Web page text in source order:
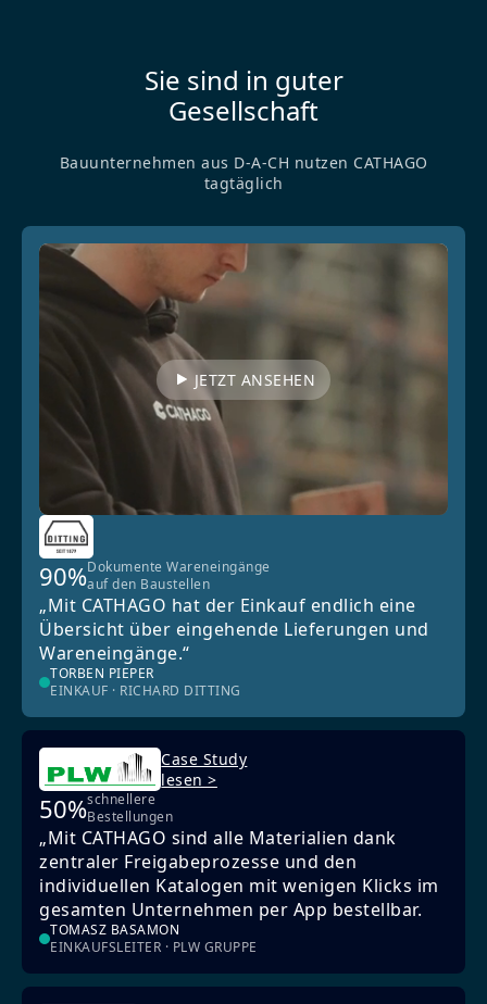
Sie sind in guter
Gesellschaft
Bauunternehmen aus D-A-CH nutzen CATHAGO
tagtäglich
JETZT ANSEHEN
90%Dokumente Wareneingänge
auf den Baustellen
„Mit CATHAGO hat der Einkauf endlich eine
Übersicht über eingehende Lieferungen und
Wareneingänge.“
TORBEN PIEPER
EINKAUF · RICHARD DITTING
Case Study
lesen >
50%schnellere
Bestellungen
„Mit CATHAGO sind alle Materialien dank
zentraler Freigabeprozesse und den
individuellen Katalogen mit wenigen Klicks im
gesamten Unternehmen per App bestellbar.
TOMASZ BASAMON
EINKAUFSLEITER · PLW GRUPPE